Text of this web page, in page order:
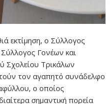
εκτίμηση, ο Σύλλογος
Γονέων και
Σχολείου Τρικάλων
τον αγαπητό συνάδελφο
ο οποίος
σημαντική πορεία